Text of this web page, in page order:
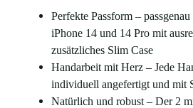
Perfekte Passform –
iPhone 14 und 14 Pro mit
zusätzliches Slim Case
Handarbeit mit Herz – Jede
individuell angefertigt und mit
Natürlich und robust – Der 2